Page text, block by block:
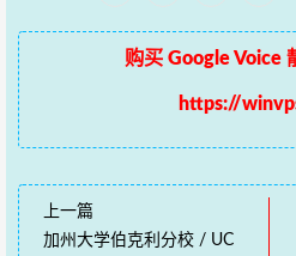
购买 Google Voice
https://
上一篇
加州大学伯克利分校 / UC